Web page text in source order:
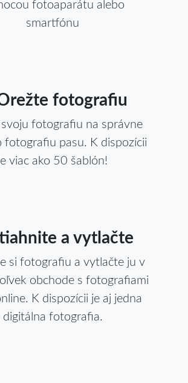
fotoaparátu alebo
smartfónu
fotografiu
fotografiu na správne
fotografiu pasu. K dispozícii
viac ako 50 šablón!
a vytlačte
si fotografiu a vytlačte ju v
obchode s fotografiami
K dispozícii je aj jedna
digitálna fotografia.